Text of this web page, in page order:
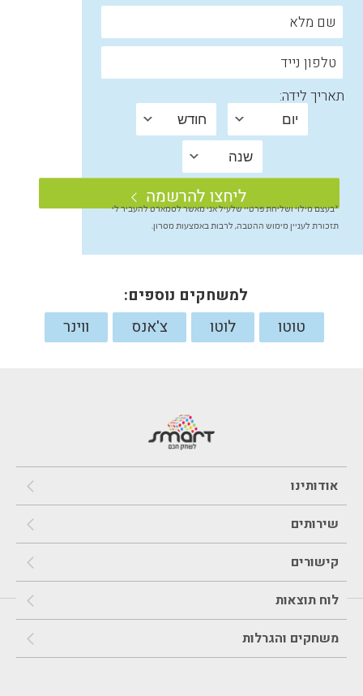
תאריך לידה:
*בעצם מילוי ושליחת פרטיי שלעיל אני מאשר לסמארט להעביר לי
תזכורת לעניין מימוש ההטבה, לרבות באמצעות מסרון.
למשחקים נוספים:
טוטו
לוטו צ'אנס ווינר
אודותינו
שירותים
קישורים
לוח תוצאות
משחקים והגרלות